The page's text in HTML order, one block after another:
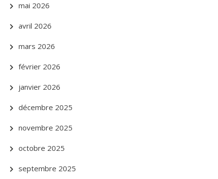
mai 2026
avril 2026
mars 2026
février 2026
janvier 2026
décembre 2025
novembre 2025
octobre 2025
septembre 2025